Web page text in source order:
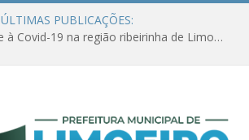
ÚLTIMAS PUBLICAÇÕES:
Ações de combate à Covid-19 na região ribeirinha de Limoeiro do Ajuru continuam